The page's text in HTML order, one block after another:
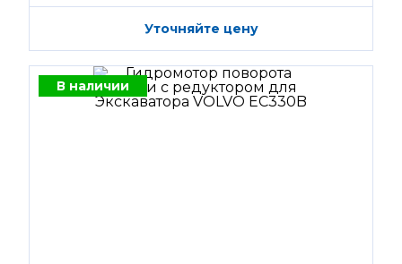
Уточняйте цену
В наличии